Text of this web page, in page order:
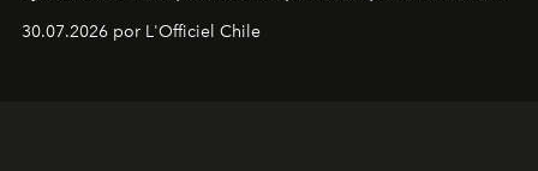
que se enseña solamente en la escuela de formación de
30.07.2026 por L'Officiel Chile